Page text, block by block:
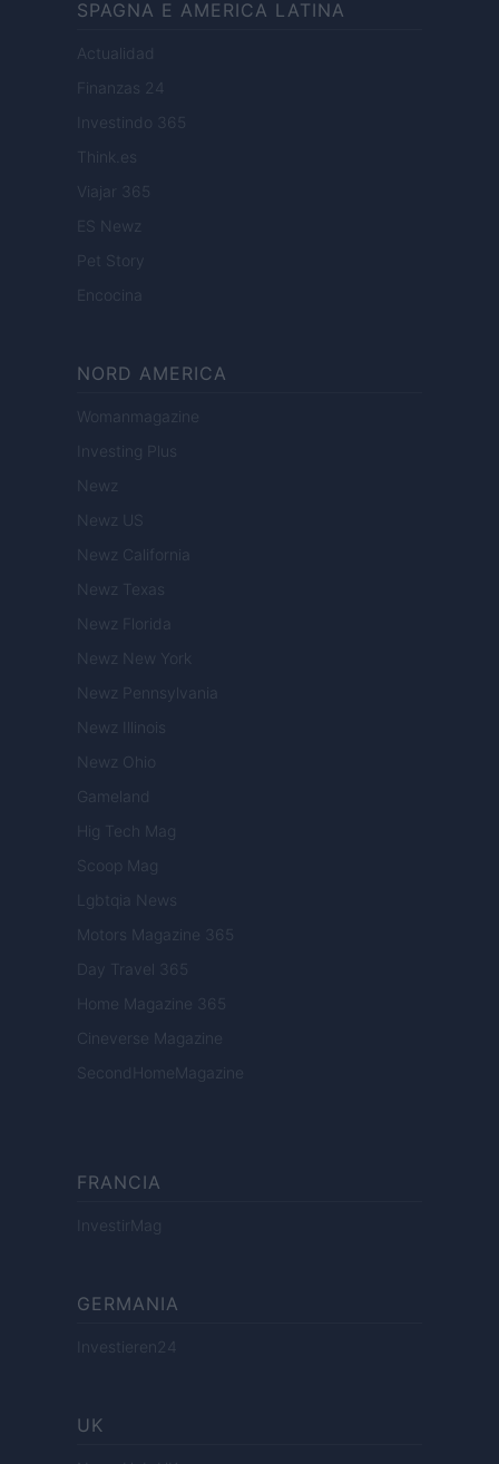
SPAGNA E AMERICA LATINA
Actualidad
Finanzas 24
Investindo 365
Think.es
Viajar 365
ES Newz
Pet Story
Encocina
NORD AMERICA
Womanmagazine
Investing Plus
Newz
Newz US
Newz California
Newz Texas
Newz Florida
Newz New York
Newz Pennsylvania
Newz Illinois
Newz Ohio
Gameland
Hig Tech Mag
Scoop Mag
Lgbtqia News
Motors Magazine 365
Day Travel 365
Home Magazine 365
Cineverse Magazine
SecondHomeMagazine
FRANCIA
InvestirMag
GERMANIA
Investieren24
UK